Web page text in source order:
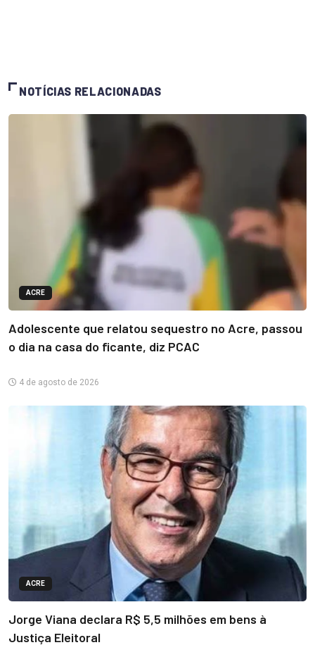
NOTÍCIAS RELACIONADAS
ACRE
Adolescente que relatou sequestro no Acre, passou
o dia na casa do ficante, diz PCAC
4 de agosto de 2026
ACRE
Jorge Viana declara R$ 5,5 milhões em bens à
Justiça Eleitoral